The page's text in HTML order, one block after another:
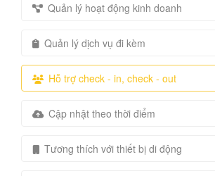
Quản lý hoạt động kinh doanh
Quản lý dịch vụ đi kèm
Hỗ trợ check - in, check - out
Cập nhật theo thời điểm
Tương thích với thiết bị di động